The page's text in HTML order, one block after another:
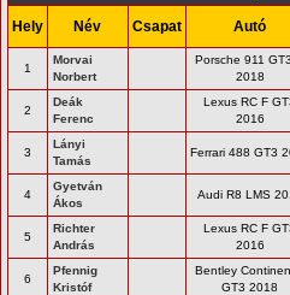
Hely Név Csapat Autó
1
Morvai
Norbert
Porsche 911
2018
2
Deák
Ferenc
Lexus RC F
2016
3
Lányi
Tamás
Ferrari 488 GT3
4
Gyetván
Ákos
Audi R8 LMS
5
Richter
András
Lexus RC F
2016
6
Pfennig
Kristóf
Bentley
GT3 2018